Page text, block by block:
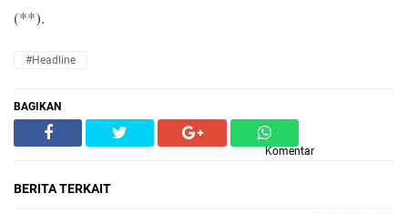
(**).
#Headline
BAGIKAN
Komentar
BERITA TERKAIT